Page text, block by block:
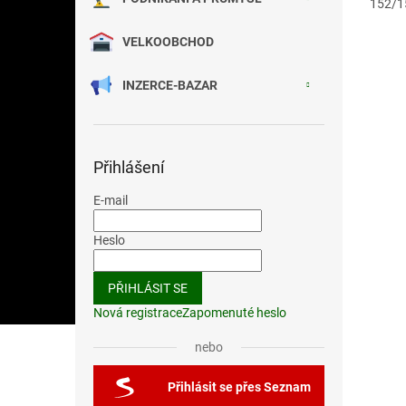
VELKOOBCHOD
INZERCE-BAZAR
Přihlášení
E-mail
Heslo
PŘIHLÁSIT SE
Nová registraceZapomenuté heslo
nebo
Přihlásit se přes Seznam
152/